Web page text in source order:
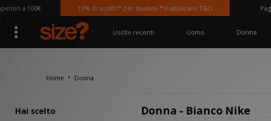
a 100€ 10% di sconto* per studenti *si applicano T&Ci Paga a
Uscite recenti Uomo Donna
Home Donna
Hai scelto Donna - Bianco Nike